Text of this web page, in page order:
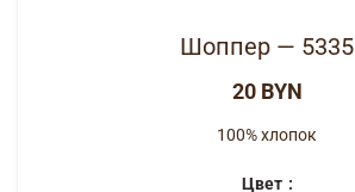
Шоппер — 5335
BYN
100% хлопок
Цвет